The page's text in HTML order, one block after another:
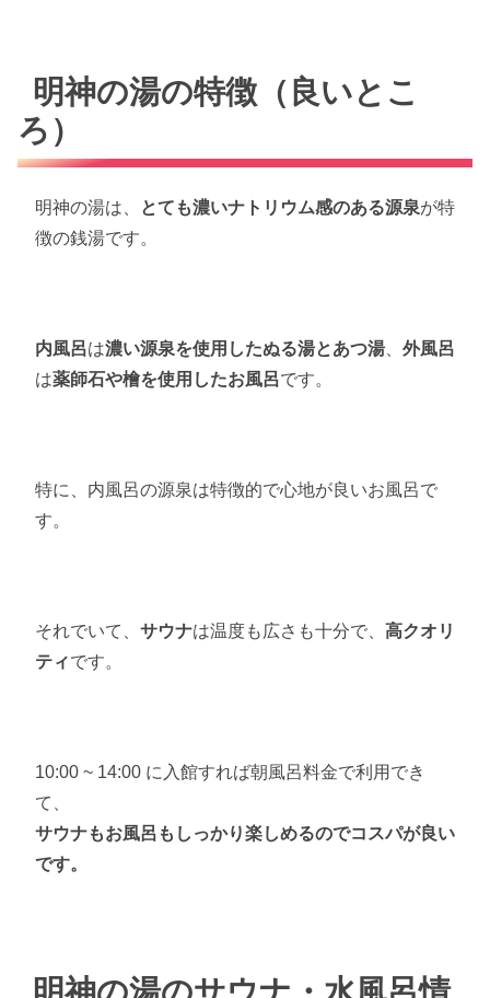
明神の湯の特徴（良いとこ
ろ）
明神の湯は、 とても濃いナトリウム感のある源泉が特
徴の銭湯です。
内風呂は濃い源泉を使用したぬる湯とあつ湯、 外風呂
は薬師石や檜を使用したお風呂です。
特に、内風呂の源泉は特徴的で心地が良いお風呂で
す。
それでいて、 サウナは温度も広さも十分で、 高クオリ
ティです。
10:00 ~ 14:00 に入館すれば朝風呂料金で利用でき
て、
サウナもお風呂もしっかり楽しめるのでコスパが良い
です。
明神の湯のサウナ・水風呂情